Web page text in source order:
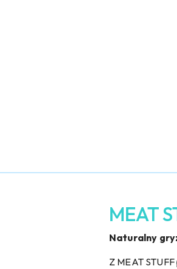
MEAT
Naturalny
Z MEAT